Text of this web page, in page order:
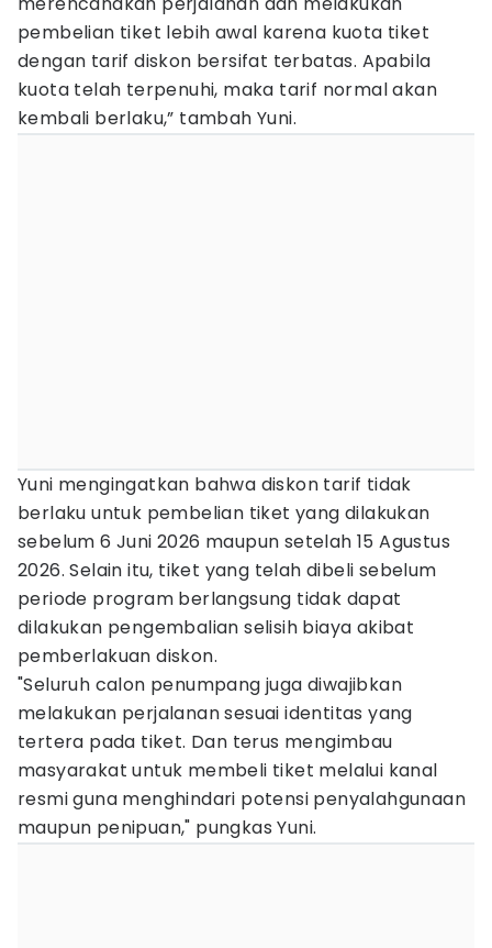
pembelian tiket lebih awal karena kuota tiket
dengan tarif diskon bersifat terbatas. Apabila
kuota telah terpenuhi, maka tarif normal akan
kembali berlaku,” tambah Yuni.
Yuni mengingatkan bahwa diskon tarif tidak
berlaku untuk pembelian tiket yang dilakukan
sebelum 6 Juni 2026 maupun setelah 15 Agustus
2026. Selain itu, tiket yang telah dibeli sebelum
periode program berlangsung tidak dapat
dilakukan pengembalian selisih biaya akibat
pemberlakuan diskon.
"Seluruh calon penumpang juga diwajibkan
melakukan perjalanan sesuai identitas yang
tertera pada tiket. Dan terus mengimbau
masyarakat untuk membeli tiket melalui kanal
resmi guna menghindari potensi penyalahgunaan
maupun penipuan," pungkas Yuni.